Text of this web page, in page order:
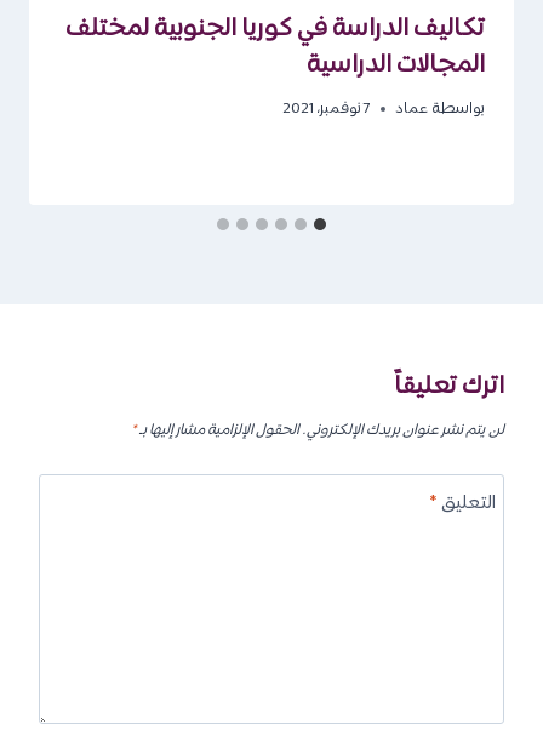
تكاليف الدراسة في كوريا الجنوبية لمختلف
المجالات الدراسية
بواسطة عماد 7 نوفمبر، 2021
اترك تعليقاً
لن يتم نشر عنوان بريدك الإلكتروني.الحقول الإلزامية مشار إليها بـ*
التعليق*